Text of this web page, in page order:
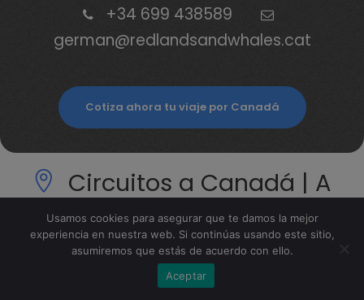
+34 699 438589
german@redlandsandwhales.cat
Cotiza ahora tu viaje por Canadá
Circuitos a Canadá | A
Medida y Organizados
con guía en español
Usamos cookies para asegurar que te damos la mejor
experiencia en nuestra web. Si continúas usando este sitio,
asumiremos que estás de acuerdo con ello.
Aceptar